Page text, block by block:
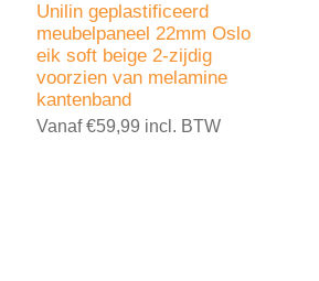
Unilin geplastificeerd
meubelpaneel 22mm Oslo
eik soft beige 2-zijdig
voorzien van melamine
kantenband
Vanaf €59,99 incl. BTW